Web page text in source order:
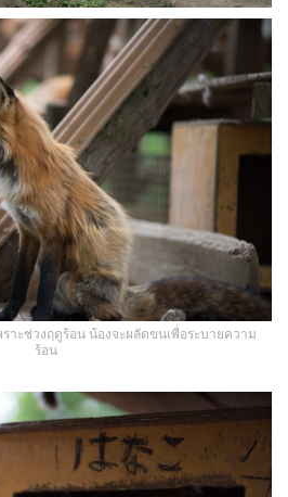
าะช่วงฤดูร้อน น้องจะผลัดขนเพื่อระบายความ
ร้อน